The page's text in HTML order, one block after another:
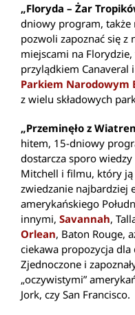
„Floryda – Żar
dniowy program, także
pozwoli zapoznać się z
miejscami na
przylądkiem Canaveral i
Parkiem Narodowym
z wielu składowych
„Przeminęło z
hitem, 15-dniowy
dostarcza sporo
Mitchell i filmu, który ją
zwiedzanie najbardziej
amerykańskiego
innymi, Savannah,
Orlean, Baton Rouge,
ciekawa propozycja
Zjednoczone i
„oczywistymi”
Jork, czy San Francisco.